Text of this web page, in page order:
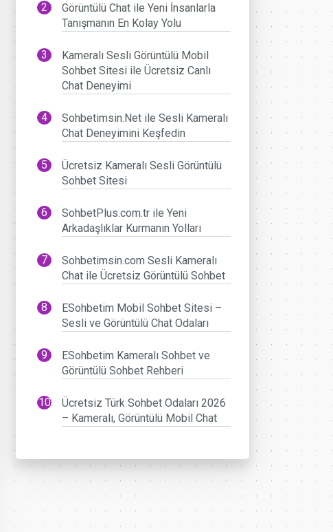
Görüntülü Chat ile Yeni İnsanlarla
Tanışmanın En Kolay Yolu
Kameralı Sesli Görüntülü Mobil
Sohbet Sitesi ile Ücretsiz Canlı
Chat Deneyimi
Sohbetimsin.Net ile Sesli Kameralı
Chat Deneyimini Keşfedin
Ücretsiz Kameralı Sesli Görüntülü
Sohbet Sitesi
SohbetPlus.com.tr ile Yeni
Arkadaşlıklar Kurmanın Yolları
Sohbetimsin.com Sesli Kameralı
Chat ile Ücretsiz Görüntülü Sohbet
ESohbetim Mobil Sohbet Sitesi –
Sesli ve Görüntülü Chat Odaları
ESohbetim Kameralı Sohbet ve
Görüntülü Sohbet Rehberi
Ücretsiz Türk Sohbet Odaları 2026
– Kameralı, Görüntülü Mobil Chat